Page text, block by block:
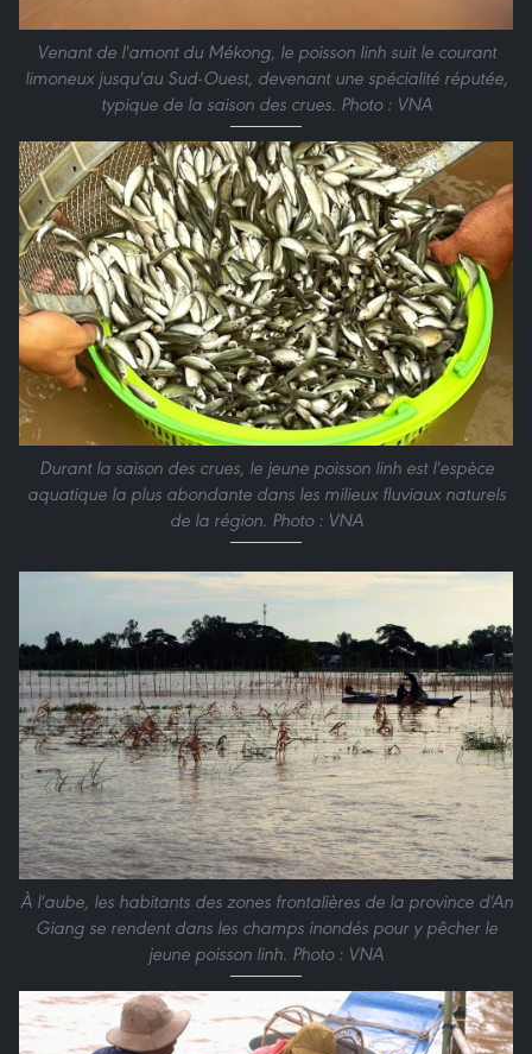
Venant de l'amont du Mékong, le poisson linh suit le courant
limoneux jusqu'au Sud-Ouest, devenant une spécialité réputée,
typique de la saison des crues. Photo : VNA
Durant la saison des crues, le jeune poisson linh est l'espèce
aquatique la plus abondante dans les milieux fluviaux naturels
de la région. Photo : VNA
À l'aube, les habitants des zones frontalières de la province d'An
Giang se rendent dans les champs inondés pour y pêcher le
jeune poisson linh. Photo : VNA